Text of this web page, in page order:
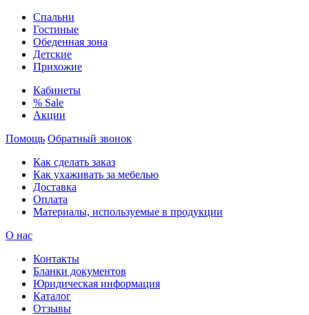
Спальни
Гостиные
Обеденная зона
Детские
Прихожие
Кабинеты
% Sale
Акции
Помощь Обратный звонок
Как сделать заказ
Как ухаживать за мебелью
Доставка
Оплата
Материалы, используемые в продукции
О нас
Контакты
Бланки документов
Юридическая информация
Каталог
Отзывы